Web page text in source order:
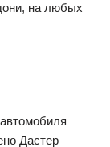
на любых
Дастер